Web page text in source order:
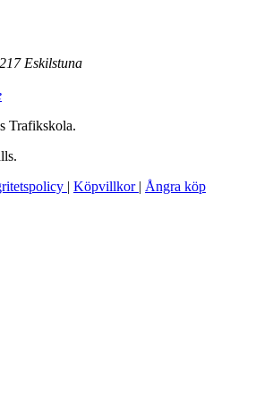
Eskilstuna
Trafikskola.
| Köpvillkor | Ångra köp